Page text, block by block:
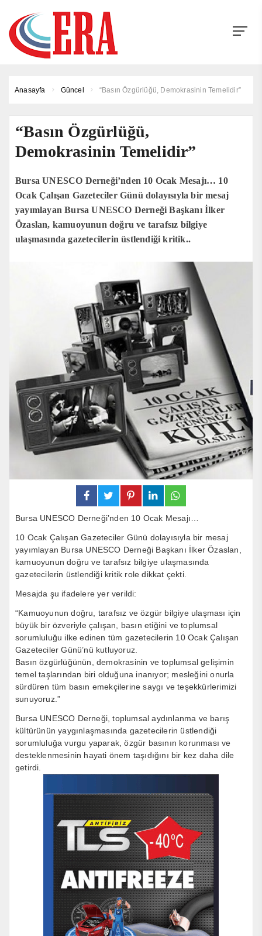
Anasayfa Güncel “Basın Özgürlüğü, Demokrasinin Temelidir”
“Basın Özgürlüğü,
Demokrasinin Temelidir”
Bursa UNESCO Derneği’nden 10 Ocak Mesajı… 10
Ocak Çalışan Gazeteciler Günü dolayısıyla bir mesaj
yayımlayan Bursa UNESCO Derneği Başkanı İlker
Özaslan, kamuoyunun doğru ve tarafsız bilgiye
ulaşmasında gazetecilerin üstlendiği kritik..
Bursa UNESCO Derneği’nden 10 Ocak Mesajı…
10 Ocak Çalışan Gazeteciler Günü dolayısıyla bir mesaj
yayımlayan Bursa UNESCO Derneği Başkanı İlker Özaslan,
kamuoyunun doğru ve tarafsız bilgiye ulaşmasında
gazetecilerin üstlendiği kritik role dikkat çekti.
Mesajda şu ifadelere yer verildi:
“Kamuoyunun doğru, tarafsız ve özgür bilgiye ulaşması için
büyük bir özveriyle çalışan, basın etiğini ve toplumsal
sorumluluğu ilke edinen tüm gazetecilerin 10 Ocak Çalışan
Gazeteciler Günü’nü kutluyoruz.
Basın özgürlüğünün, demokrasinin ve toplumsal gelişimin
temel taşlarından biri olduğuna inanıyor; mesleğini onurla
sürdüren tüm basın emekçilerine saygı ve teşekkürlerimizi
sunuyoruz.”
Bursa UNESCO Derneği, toplumsal aydınlanma ve barış
kültürünün yaygınlaşmasında gazetecilerin üstlendiği
sorumluluğa vurgu yaparak, özgür basının korunması ve
desteklenmesinin hayati önem taşıdığını bir kez daha dile
getirdi.